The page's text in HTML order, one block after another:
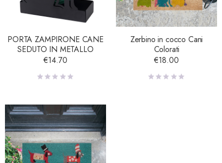
PORTA ZAMPIRONE CANE
SEDUTO IN METALLO
€14.70
Zerbino in cocco Cani
Colorati
€18.00